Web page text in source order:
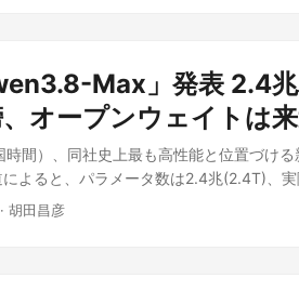
開発者にも試しやすい。 競合という観点
日本語対応を継続的に強化しており、汎
国内発の日本語特化モデルも存在する
な日本語特化API」という位置付けで参
テムに手を加えずに日本語特化モデルを
ユースケースで、汎用モデルとのコスト
事は Sakana AI、日本に特化したAIモ
問題修正用」を装ったAPKファイルのダウ
「CornFlake」と「ChocoShell」 ユーザ
リモートアクセス型トロイの木馬「
セスのsvchost.exeを模した「svchost32
暗号化通信を行い、キーロギング、クリ
得、ブラウザ認証情報の窃取、USBメモ
最適化が持つ意味 これまでWindows 11
上のメモリが必須とされてきた。一方で
に快適だとして市場で支持を集めている
っていた構図だ。 Windows 11の最小メ
としたのはユーザー数の多い8GB帯だ。
するのではなく、多数派である8GB環境
Max」発表 2.4
オープンウェイトは
間）、同社史上最も高性能と位置づけ
よると、パラメータ数は2.4兆(2.4T)、
Mixture-of-Experts型の構成だ。日本で
· 胡田昌彦